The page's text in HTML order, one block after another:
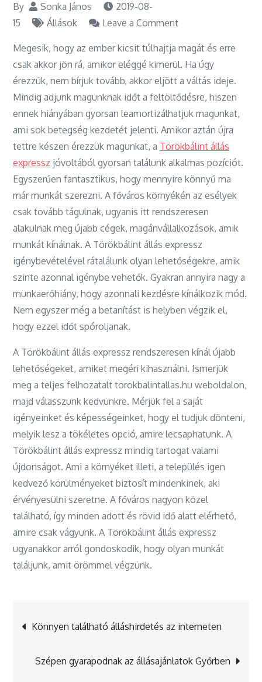
By Sonka János
2019-08-
15
Állások Leave a Commenton
áll
a
Törökbálint
állás
expressz
Megesik, hogy az ember kicsit túlhajtja magát és erre
csak akkor jön rá, amikor eléggé kimerül. Ha úgy
érezzük, nem bírjuk tovább, akkor eljött a váltás ideje.
Mindig adjunk magunknak időt a feltöltődésre, hiszen
ennek hiányában gyorsan leamortizálhatjuk magunkat,
ami sok betegség kezdetét jelenti. Amikor aztán újra
tettre készen érezzük magunkat, a Törökbálint állás
expressz jóvoltából gyorsan találunk alkalmas pozíciót.
Egyszerűen fantasztikus, hogy mennyire könnyű ma
már munkát szerezni. A főváros környékén az esélyek
csak tovább tágulnak, ugyanis itt rendszeresen
alakulnak meg újabb cégek, magánvállalkozások, amik
munkát kínálnak. A Törökbálint állás expressz
igénybevételével rátalálunk olyan lehetőségekre, amik
szinte azonnal igénybe vehetők. Gyakran annyira nagy a
munkaerőhiány, hogy azonnali kezdésre kínálkozik mód.
Nem egyszer még a betanítást is helyben végzik el,
hogy ezzel időt spóroljanak.
A Törökbálint állás expressz rendszeresen kínál újabb
lehetőségeket, amiket megéri kihasználni. Ismerjük
meg a teljes felhozatalt torokbalintallas.hu weboldalon,
majd válasszunk kedvünkre. Mérjük fel a saját
igényeinket és képességeinket, hogy el tudjuk dönteni,
melyik lesz a tökéletes opció, amire lecsaphatunk. A
Törökbálint állás expressz mindig tartogat valami
újdonságot. Ami a környéket illeti, a település igen
kedvező körülményeket biztosít mindenkinek, aki
érvényesülni szeretne. A főváros nagyon közel
található, így minden adott és rövid idő alatt elérhető,
amire csak vágyunk. A Törökbálint állás expressz
ugyanakkor arról gondoskodik, hogy olyan munkát
találjunk, amit örömmel végzünk.
Bejegyzés
navigáció
Könnyen található álláshirdetés az interneten
Szépen gyarapodnak az állásajánlatok Győrben